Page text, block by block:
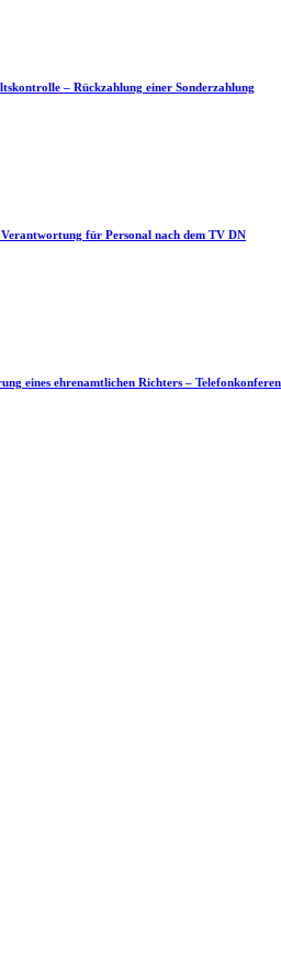
– Rückzahlung einer Sonderzahlung
für Personal nach dem TV DN
eines ehrenamtlichen Richters –